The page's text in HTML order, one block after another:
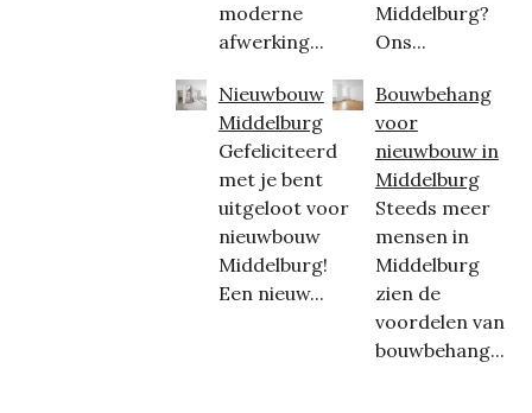
moderne
afwerking...
Nieuwbouw
Middelburg
Gefeliciteerd
met je bent
uitgeloot voor
nieuwbouw
Middelburg!
Een nieuw...
Middelburg?
Ons...
Bouwbehang
voor
nieuwbouw in
Middelburg
Steeds meer
mensen in
Middelburg
zien de
voordelen van
bouwbehang...